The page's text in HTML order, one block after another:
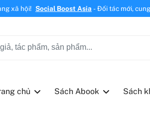
xã hội! Social Boost Asia - Đối tác mới,
chủ Sách Abook Sách